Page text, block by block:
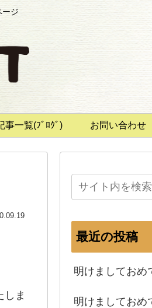
ジ
一覧(ﾌﾞﾛｸﾞ) お問い合わせ
しま
最近の投稿
明けましておめ
明けましておめ